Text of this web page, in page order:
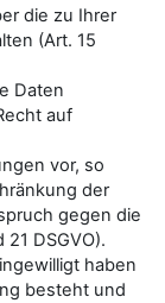
die zu Ihrer
(Art. 15
Daten
auf
vor, so
der
gegen die
DSGVO).
haben
besteht und